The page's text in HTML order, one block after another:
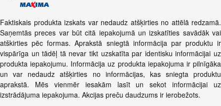
Faktiskais produkta izskats var nedaudz atšķirties no attēlā redzamā.
Saņemtās preces var būt citā iepakojumā un izskatīties savādāk vai
atškirties pēc formas. Aprakstā sniegtā informācija par produktu ir
vispārīga un tādēļ tā nevar tikt uzskatīta par identisku informācijai uz
produkta iepakojumu. Informācija uz produkta iepakojuma ir pilnīgāka
un var nedaudz atšķirties no informācijas, kas sniegta produktu
aprakstā. Mēs vienmēr iesakām lasīt un sekot informācijai uz
izstrādājuma iepakojuma. Akcijas preču daudzums ir ierobežots.